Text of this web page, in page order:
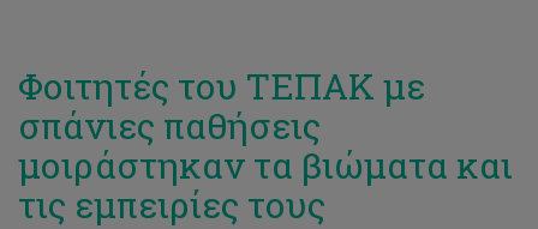
Φοιτητές του ΤΕΠΑΚ με
σπάνιες παθήσεις
μοιράστηκαν τα βιώματα και
τις εμπειρίες τους